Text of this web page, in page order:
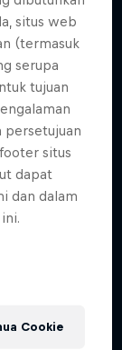
situs web
(termasuk
serupa
tujuan
persetujuan
situs
dapat
dan dalam
Cookie